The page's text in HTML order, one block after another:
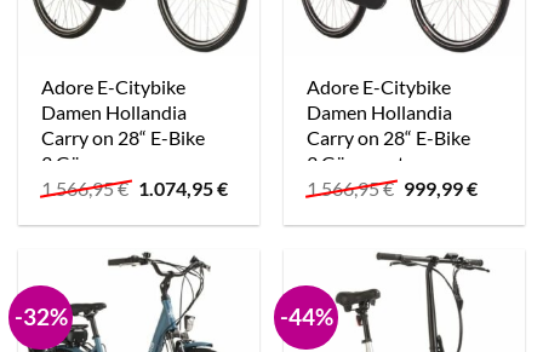
Adore E-Citybike
Damen Hollandia
Carry on 28“ E-Bike
3 Gänge grau
1.566,95€ Ursprünglicher
war:
1.074,95€Aktueller
ist:
Adore E-Citybike
Damen Hollandia
Carry on 28“ E-Bike
3 Gänge rot
1.566,95€ Ursprünglicher
Preis
war:
999,99€
ist:
-32% -44%